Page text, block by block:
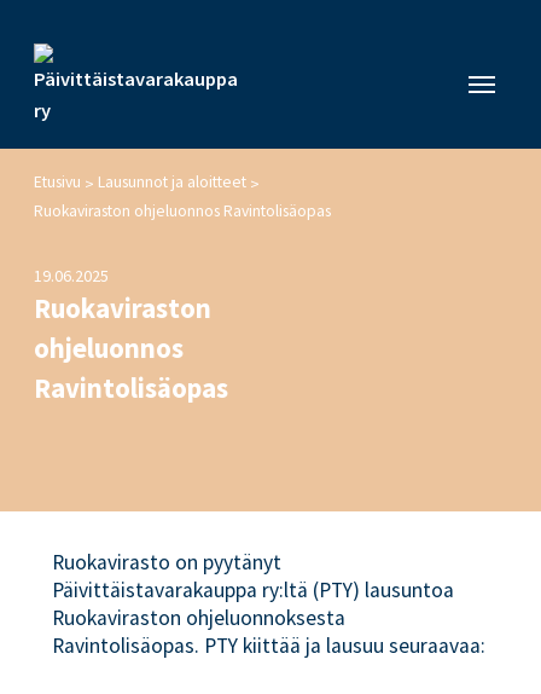
Etusivu > Lausunnot ja aloitteet >
Ruokaviraston ohjeluonnos Ravintolisäopas
19.06.2025
Ruokaviraston
ohjeluonnos
Ravintolisäopas
Ruokavirasto on pyytänyt
Päivittäistavarakauppa ry:ltä (PTY) lausuntoa
Ruokaviraston ohjeluonnoksesta
Ravintolisäopas. PTY kiittää ja lausuu seuraavaa: